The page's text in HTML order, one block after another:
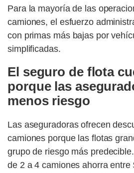
Para la mayoría de las
camiones, el esfuerzo
con primas más bajas por
simplificadas.
El seguro de flota
porque las
menos riesgo
Las aseguradoras ofrecen
camiones porque las flotas
grupo de riesgo más
de 2 a 4 camiones ahorra entre